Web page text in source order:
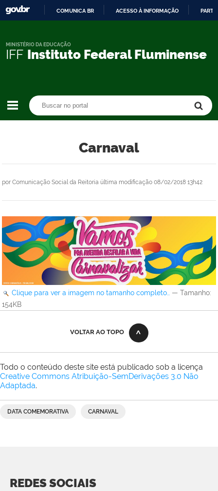
CONTEÚDO
COMUNICA BR ACESSO À INFORMAÇÃO
IFF Instituto Federal Fluminense
MINISTÉRIO DA EDUCAÇÃO
Carnaval
por Comunicação Social da Reitoria última modificação 08/02/2018 13h42
Clique para ver a imagem no tamanho completo… — Tamanho:
154KB
VOLTAR AO TOPO
Todo o conteúdo deste site está publicado sob a licença
Creative Commons Atribuição-SemDerivações 3.0 Não
Adaptada.
DATA COMEMORATIVA CARNAVAL
REDES SOCIAIS